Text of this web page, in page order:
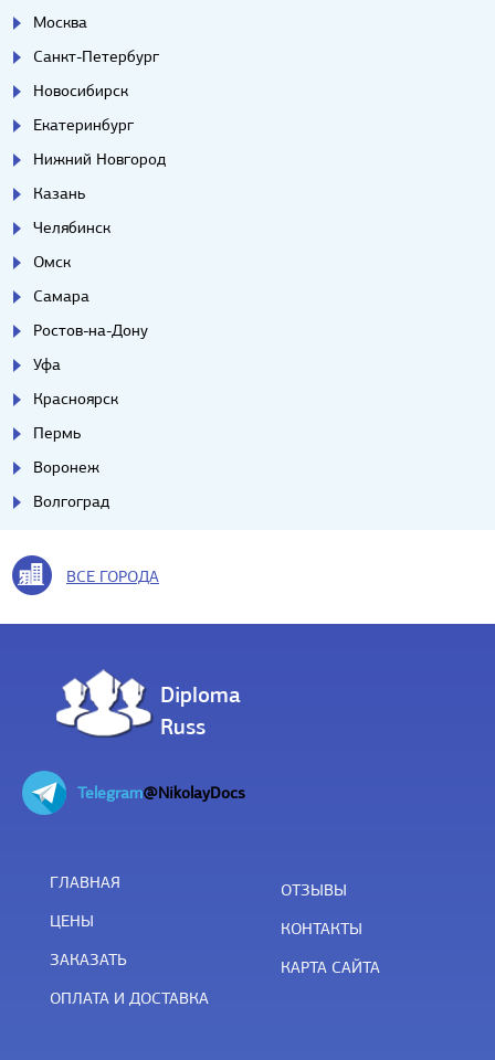
Москва
Санкт-Петербург
Новосибирск
Екатеринбург
Нижний Новгород
Казань
Челябинск
Омск
Самара
Ростов-на-Дону
Уфа
Красноярск
Пермь
Воронеж
Волгоград
ВСЕ ГОРОДА
Diploma
Russ
Telegram@NikolayDocs
ГЛАВНАЯ
ЦЕНЫ
ЗАКАЗАТЬ
ОПЛАТА И ДОСТАВКА
ОТЗЫВЫ
КОНТАКТЫ
КАРТА САЙТА